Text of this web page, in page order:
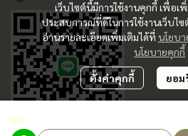
฿0
เว็บไซต์นี้มีการใช้งานคุกกี้ เพื่อ
ประสบการณ์ที่ดีในการใช้งานเว็บไ
อ่านรายละเอียดเพิ่มเติมได้ที่ นโยบ
นโยบายคุกกี้
ตั้งค่าคุกกี้ ยอม